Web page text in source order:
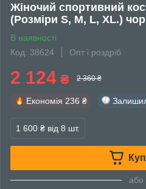
Жіночий спортивний
(Розміри S, M, L, XL.)
В наявності
Код: 38624
Опт і роздріб
2 124 ₴ 2 360 ₴
Економія 236 ₴
1 600 ₴ від 8 шт.
або